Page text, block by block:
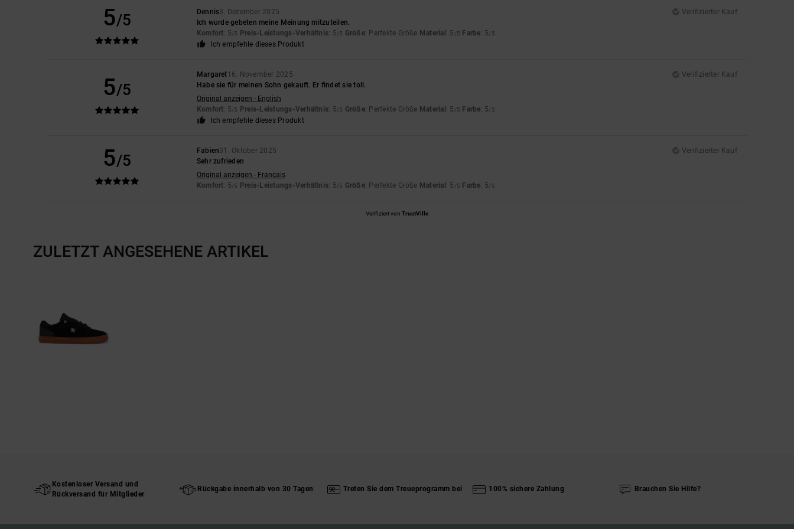
5/5 Dennis3. Dezember 2025
Verifizierter Kauf
Ich wurde gebeten meine Meinung mitzuteilen.
Komfort: 5/5 Preis-Leistungs-Verhältnis: 5/5 Größe: Perfekte Größe Material : 5 /5 Farbe: 5/5
Ich empfehle dieses Produkt
5/5
Margaret16. November 2025
Verifizierter Kauf
Habe sie für meinen Sohn gekauft. Er findet sie toll.
Original anzeigen - English
Komfort: 5/5 Preis-Leistungs-Verhältnis: 5/5 Größe: Perfekte Größe Material : 5 /5 Farbe: 5/5
Ich empfehle dieses Produkt
5/5
Fabien31. Oktober 2025
Verifizierter Kauf
Sehr zufrieden
Original anzeigen - Français
Komfort: 5/5 Preis-Leistungs-Verhältnis: 5/5 Größe: Perfekte Größe Material : 5 /5 Farbe: 5/5
Verifiziert von TrustVille
ZULETZT ANGESEHENE ARTIKEL
Kostenloser Versand und
Rückversand für Mitglieder
Rückgabe innerhalb von 30 Tagen Treten Sie dem Treueprogramm bei 100% sichere Zahlung Brauchen Sie Hilfe?